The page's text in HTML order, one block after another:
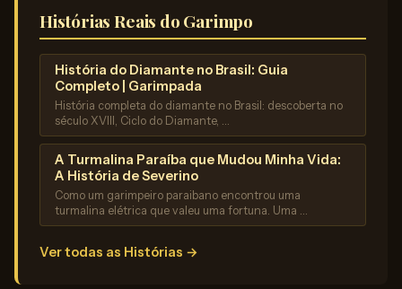
Histórias Reais do Garimpo
História do Diamante no Brasil: Guia
Completo | Garimpada
História completa do diamante no Brasil: descoberta no
século XVIII, Ciclo do Diamante, …
A Turmalina Paraíba que Mudou Minha Vida:
A História de Severino
Como um garimpeiro paraibano encontrou uma
turmalina elétrica que valeu uma fortuna. Uma …
Ver todas as Histórias →